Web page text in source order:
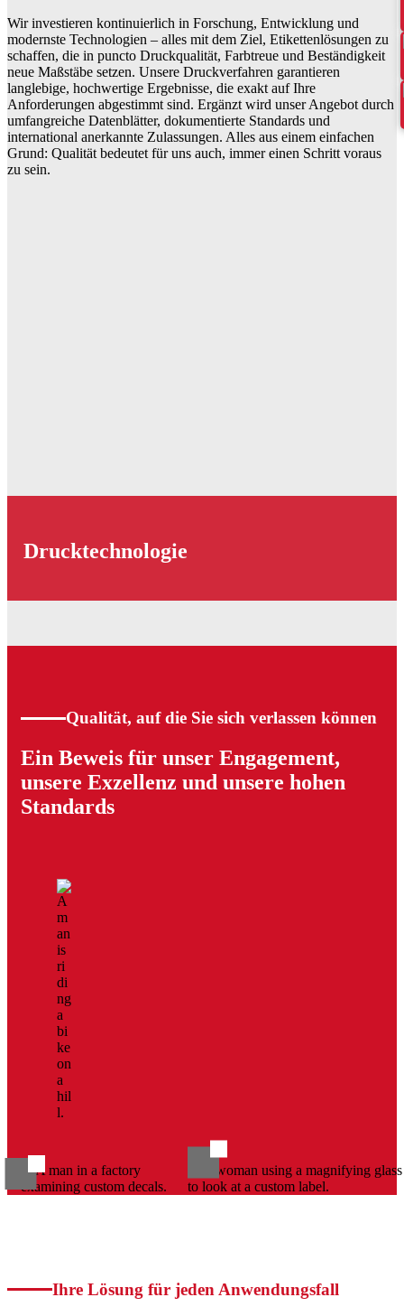
Wir investieren kontinuierlich in Forschung, Entwicklung und
modernste Technologien – alles mit dem Ziel, Etikettenlösungen zu
schaffen, die in puncto Druckqualität, Farbtreue und Beständigkeit
neue Maßstäbe setzen. Unsere Druckverfahren garantieren
langlebige, hochwertige Ergebnisse, die exakt auf Ihre
Anforderungen abgestimmt sind. Ergänzt wird unser Angebot durch
umfangreiche Datenblätter, dokumentierte Standards und
international anerkannte Zulassungen. Alles aus einem einfachen
Grund: Qualität bedeutet für uns auch, immer einen Schritt voraus
zu sein.
auf Ihre Anforderungen.
Drucktechnologie
Qualität, auf die Sie sich verlassen können
Ein Beweis für unser Engagement,
unsere Exzellenz und unsere hohen
Standards
Ihre Lösung für jeden Anwendungsfall